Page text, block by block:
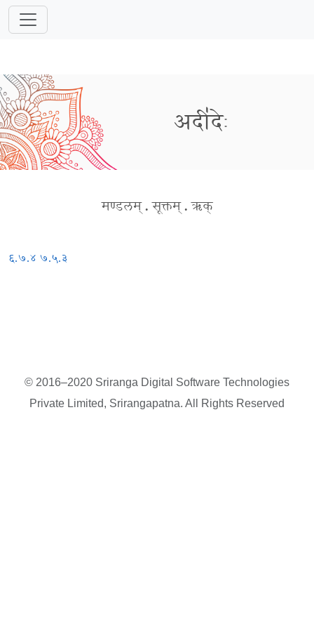
अदी॑देः
मण्डलम् . सूक्तम् . ऋक्
६.७.४ ७.५.३
© 2016–2020 Sriranga Digital Software Technologies
Private Limited, Srirangapatna. All Rights Reserved